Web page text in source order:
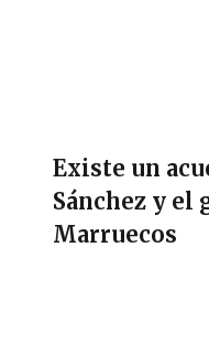
Existe un
Sánchez y el
Marruecos